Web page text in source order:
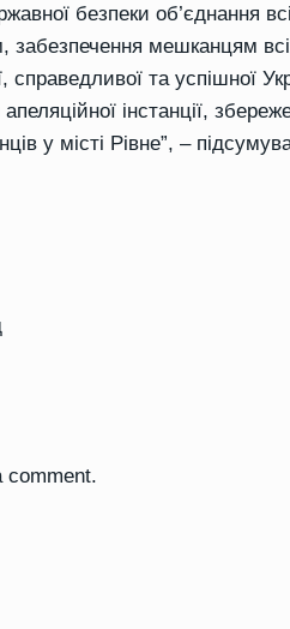
безпеки об’єднання
забезпечення мешканцям
справедливої та успішної
інстанції,
у місті Рівне”, –
comment.